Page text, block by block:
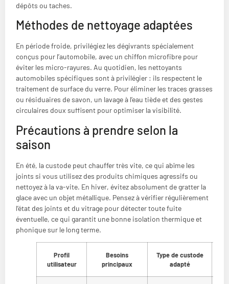
dépôts ou taches.
Méthodes de nettoyage adaptées
En période froide, privilégiez les dégivrants spécialement
conçus pour l’automobile, avec un chiffon microfibre pour
éviter les micro-rayures. Au quotidien, les nettoyants
automobiles spécifiques sont à privilégier : ils respectent le
traitement de surface du verre. Pour éliminer les traces grasses
ou résiduaires de savon, un lavage à l’eau tiède et des gestes
circulaires doux suffisent pour optimiser la visibilité.
Précautions à prendre selon la
saison
En été, la custode peut chauffer très vite, ce qui abîme les
joints si vous utilisez des produits chimiques agressifs ou
nettoyez à la va-vite. En hiver, évitez absolument de gratter la
glace avec un objet métallique. Pensez à vérifier régulièrement
l’état des joints et du vitrage pour détecter toute fuite
éventuelle, ce qui garantit une bonne isolation thermique et
phonique sur le long terme.
Profil
utilisateur
Besoins
principaux
Type de custode
adapté